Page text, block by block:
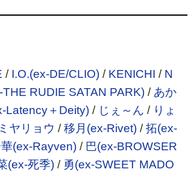
/ I.O.(ex-DE/CLIO)/ KENICHI / N
RUDIE SATAN PARK)/ あか
Latency＋Deity)/ じぇ～ん / りょ
ヤリョウ /移月(ex-Rivet)/拓(ex-
(ex-Rayven)/ 巴(ex-BROWSER
(ex-死季)/ 勇(ex-SWEET MADO